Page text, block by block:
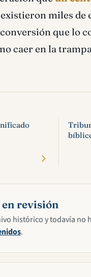
miles
que lo
caer en la
revisión
histórico y todavía
.